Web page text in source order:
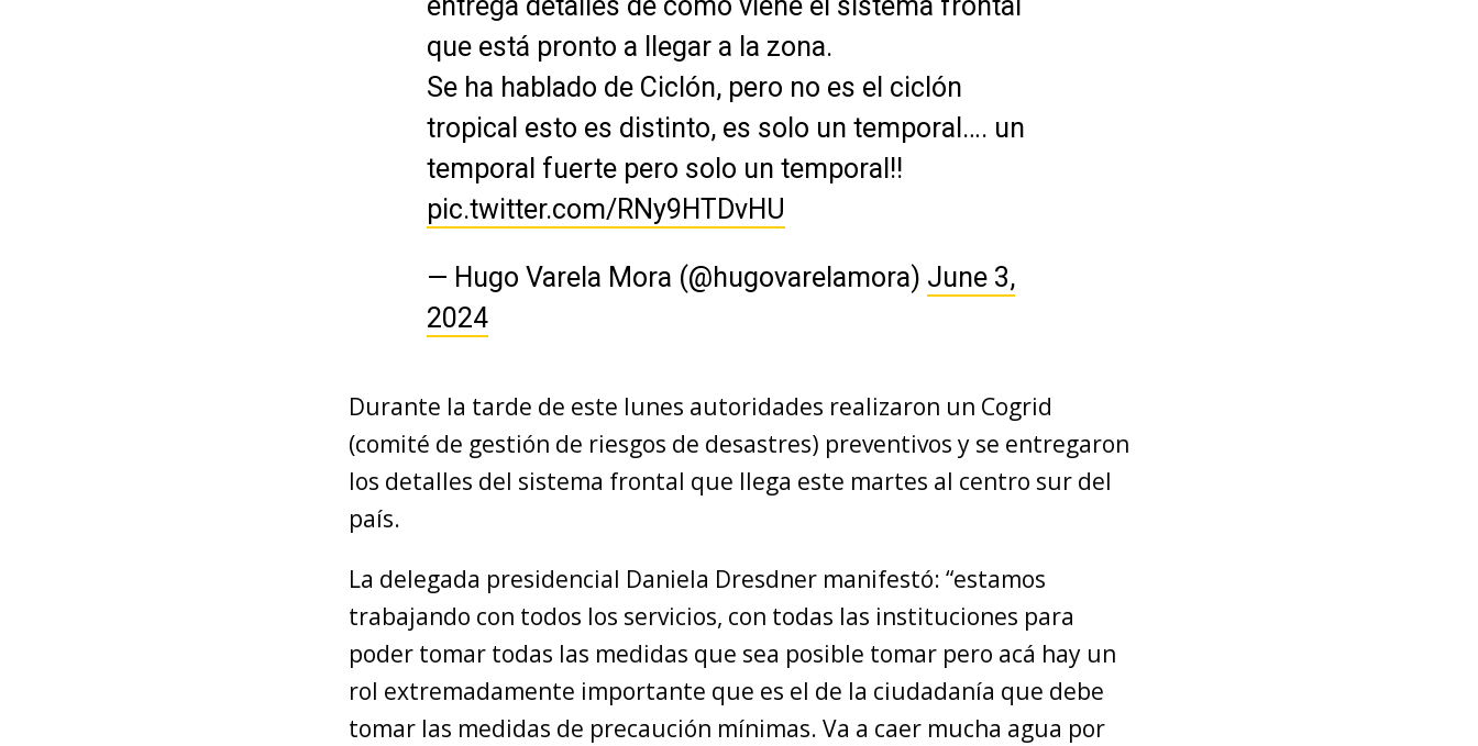
entrega detalles de cómo viene el sistema frontal
que está pronto a llegar a la zona.
Se ha hablado de Ciclón, pero no es el ciclón
tropical esto es distinto, es solo un temporal…. un
temporal fuerte pero solo un temporal!!
pic.twitter.com/RNy9HTDvHU
— Hugo Varela Mora (@hugovarelamora) June 3,
2024
Durante la tarde de este lunes autoridades realizaron un Cogrid
(comité de gestión de riesgos de desastres) preventivos y se entregaron
los detalles del sistema frontal que llega este martes al centro sur del
país.
La delegada presidencial Daniela Dresdner manifestó: “estamos
trabajando con todos los servicios, con todas las instituciones para
poder tomar todas las medidas que sea posible tomar pero acá hay un
rol extremadamente importante que es el de la ciudadanía que debe
tomar las medidas de precaución mínimas. Va a caer mucha agua por